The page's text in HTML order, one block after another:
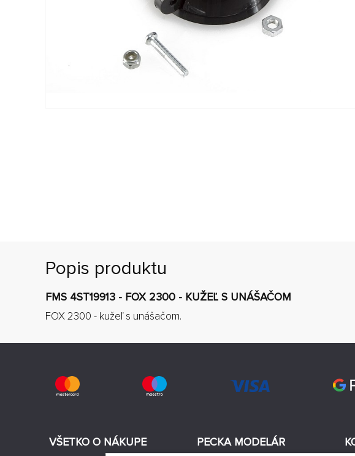
Popis produktu
FMS 4ST19913 - FOX 2300 - KUŽEĽ S UNÁŠAČOM
FOX 2300 - kužeľ s unášačom.
VŠETKO O NÁKUPE PECKA MODELÁR